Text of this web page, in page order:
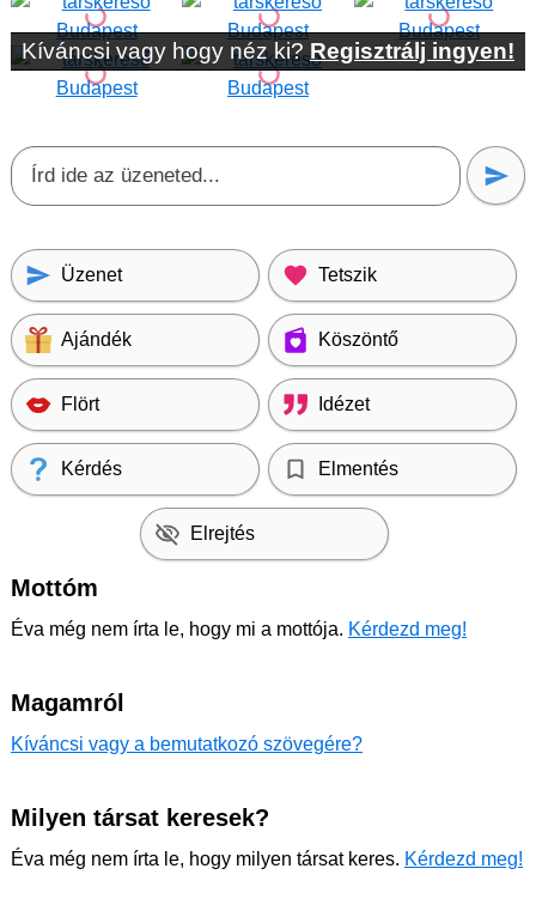
Kíváncsi vagy hogy néz ki?Regisztrálj ingyen!
Üzenet Tetszik
Ajándék Köszöntő
Flört Idézet
Kérdés Elmentés
Elrejtés
Mottóm
Éva még nem írta le, hogy mi a mottója. Kérdezd meg!
Magamról
Kíváncsi vagy a bemutatkozó szövegére?
Milyen társat keresek?
Éva még nem írta le, hogy milyen társat keres. Kérdezd meg!